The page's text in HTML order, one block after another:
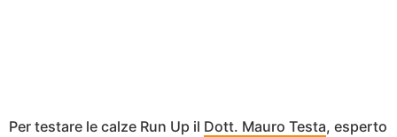
Per testare le calze Run Up il Dott. Mauro Testa, esperto